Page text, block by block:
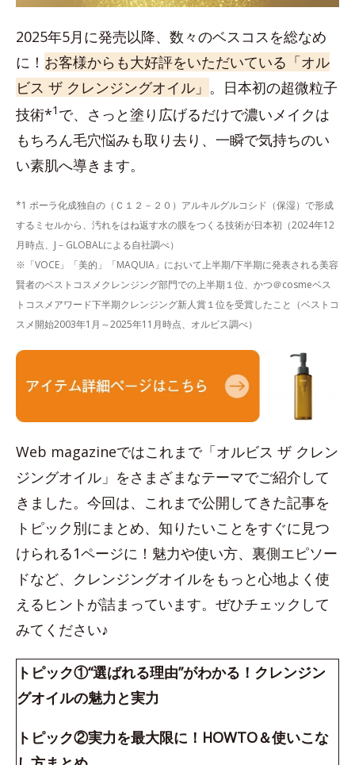
2025年5月に発売以降、数々のベスコスを総なめ
に！ お客様からも大好評をいただいている「オル
ビス ザ クレンジングオイル」 。日本初の超微粒子
技術*1 で、さっと塗り広げるだけで濃いメイクは
もちろん毛穴悩みも取り去り、一瞬で気持ちのい
い素肌へ導きます。
*1 ポーラ化成独自の（Ｃ１２－２０）アルキルグルコシド（保湿）で形成
するミセルから、汚れをはね返す水の膜をつくる技術が日本初（2024年12
月時点、J－GLOBALによる自社調べ）
※「VOCE」「美的」「MAQUIA」において上半期/下半期に発表される美容
賢者のベストコスメクレンジング部門での上半期１位、かつ＠cosmeベス
トコスメアワード下半期クレンジング新人賞１位を受賞したこと（ベストコ
スメ開始2003年1月～2025年11月時点、オルビス調べ）
Web magazineではこれまで「オルビス ザ クレン
ジングオイル」をさまざまなテーマでご紹介して
きました。今回は、これまで公開してきた記事を
トピック別にまとめ、知りたいことをすぐに見つ
けられる1ページに！魅力や使い方、裏側エピソー
ドなど、クレンジングオイルをもっと心地よく使
えるヒントが詰まっています。ぜひチェックして
みてください♪
トピック①“選ばれる理由”がわかる！クレンジン
グオイルの魅力と実力
トピック②実力を最大限に！HOWTO＆使いこな